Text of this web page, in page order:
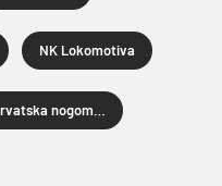
NK Lokomotiva